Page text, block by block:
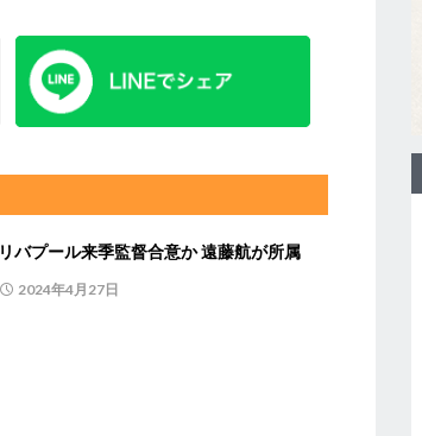
リバプール来季監督合意か 遠藤航が所属
2024年4月27日